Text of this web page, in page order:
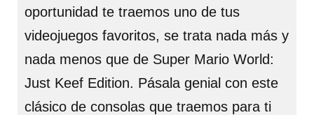
oportunidad te traemos uno de tus
videojuegos favoritos, se trata nada más y
nada menos que de Super Mario World:
Just Keef Edition. Pásala genial con este
clásico de consolas que traemos para ti